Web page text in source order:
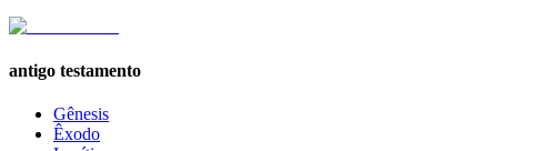
antigo testamento
Gênesis
Êxodo